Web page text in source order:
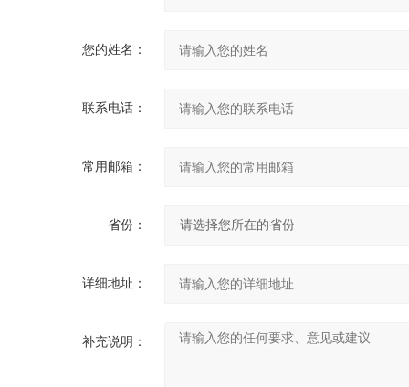
您的姓名：
联系电话：
常用邮箱：
省份：
详细地址：
补充说明：